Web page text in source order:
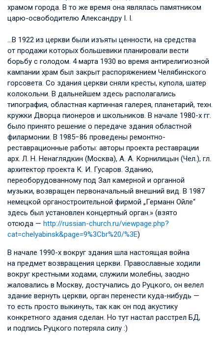
храмом города. В то же время она являлась памятником
царю-освободителю Александру I. I.
…В 1922 из церкви были изъяты ценности, на средства
от продажи которых большевики планировали вести
борьбу с голодом. 4 марта 1930 во время антирелигиозной
кампании храм был закрыт распоряжением Челябинского
горсовета. Со здания церкви сняли кресты, купола, шатер
колокольни. В дальнейшем здесь располагались
типография, областная картинная галерея, планетарий, техн.
кружки Дворца пионеров и школьников. В начале 1980-х гг.
было принято решение о передаче здания областной
филармонии. В 1985−86 проведены ремонтно-
реставрационные работы: авторы проекта реставрации
арх. Л. Н. Ненаглядкин (Москва), А. А. Корнилицын (Чел.), гл.
архитектор проекта К. И. Гусаров. Зданию,
переоборудованному под Зал камерной и органной
музыки, возвращен первоначальный внешний вид. В 1987
немецкой органостроительной фирмой „Германн Ойле“
здесь был установлен концертный орган.» (взято
отсюда — http://russian-church.ru/viewpage.php?
cat=chelyabinsk&page=9%3Cbr%20/%3E)
В начале 1990-х вокруг здания шла настоящая война
на предмет возвращения церкви. Православные ходили
вокруг крестными ходами, служили молебны, заодно
жаловались в Москву, достучались до Руцкого, он велел
здание вернуть церкви, орган перенести куда-нибудь —
то есть просто выкинуть, так как он под акустику
конкретного здания сделан. Но тут настал расстрел БД,
и подпись Руцкого потеряла силу :)